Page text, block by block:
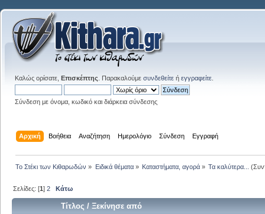
Καλώς ορίσατε, Επισκέπτης . Παρακαλούμε συνδεθείτε ή εγγραφείτε
Σύνδεση με όνομα, κωδικό και διάρκεια σύνδεσης
Αρχική Βοήθεια Αναζήτηση Ημερολόγιο Σύνδεση Εγγραφή
Το Στέκι των Κιθαρωδών » Ειδικά θέματα» Καταστήματα, αγορά» Τα καλύτερα...
Σελίδες: [1]2 Κάτω
Τίτλος /Ξεκίνησε από